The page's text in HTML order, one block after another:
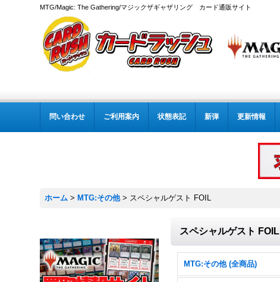
MTG/Magic: The Gathering/マジックザギャザリング カード通販サイト
問い合わせ ご利用案内 状態表記 新弾 更新情報
ホーム > MTG:その他 > スペシャルゲスト FOIL
スペシャルゲスト FOIL
MTG:その他 (全商品)